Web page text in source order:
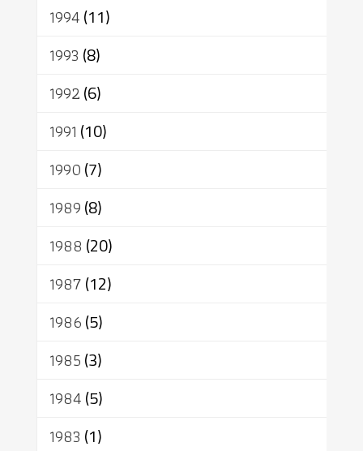
1994(11)
1993 (8)
1992(6)
1991 (10)
1990(7)
1989(8)
1988 (20)
1987(12)
1986(5)
1985(3)
1984(5)
1983 (1)